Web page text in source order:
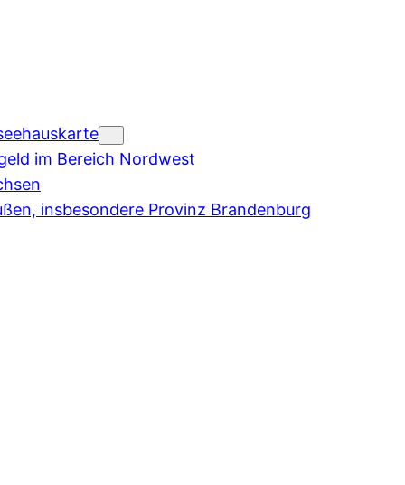
im Bereich Nordwest
insbesondere Provinz Brandenburg